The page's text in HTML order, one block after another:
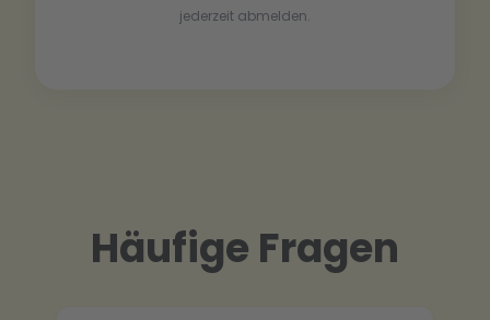
jederzeit abmelden.
Häufige Fragen